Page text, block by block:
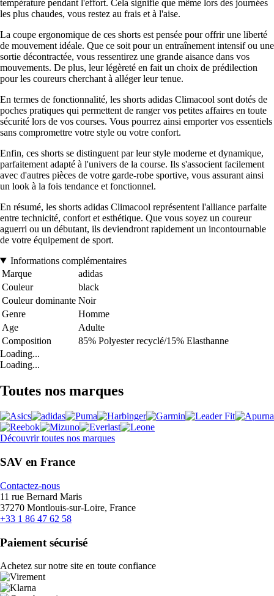
température pendant l'effort. Cela signifie que même lors des journées
les plus chaudes, vous restez au frais et à l'aise.
La coupe ergonomique de ces shorts est pensée pour offrir une liberté
de mouvement idéale. Que ce soit pour un entraînement intensif ou une
sortie décontractée, vous ressentirez une grande aisance dans vos
mouvements. De plus, leur légèreté en fait un choix de prédilection
pour les coureurs cherchant à alléger leur tenue.
En termes de fonctionnalité, les shorts adidas Climacool sont dotés de
poches pratiques qui permettent de ranger vos petites affaires en toute
sécurité lors de vos courses. Vous pourrez ainsi emporter vos essentiels
sans compromettre votre style ou votre confort.
Enfin, ces shorts se distinguent par leur style moderne et dynamique,
parfaitement adapté à l'univers de la course. Ils s'associent facilement
avec d'autres pièces de votre garde-robe sportive, vous assurant ainsi
un look à la fois tendance et fonctionnel.
En résumé, les shorts adidas Climacool représentent l'alliance parfaite
entre technicité, confort et esthétique. Que vous soyez un coureur
aguerri ou un débutant, ils deviendront rapidement un incontournable
de votre équipement de sport.
Informations complémentaires
Marque
adidas
Couleur
black
Couleur dominante Noir
Genre
Homme
Age
Adulte
Composition
85% Polyester recyclé/15% Elasthanne
Loading...
Loading...
Toutes nos marques
Découvrir toutes nos marques
SAV en France
Contactez-nous
11 rue Bernard Maris
37270 Montlouis-sur-Loire, France
+33 1 86 47 62 58
Paiement sécurisé
Achetez sur notre site en toute confiance